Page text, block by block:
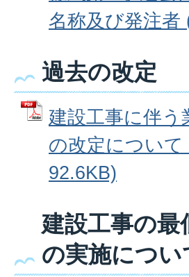
名称及び発注者
過去の改定
建設工事に伴う
の改定につい
92.6KB)
建設工事の最
の実施につい